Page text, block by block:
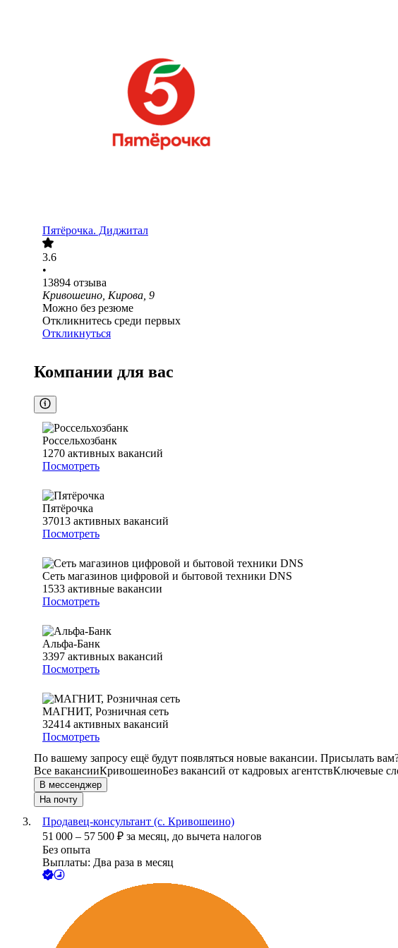
Пятёрочка. Диджитал
3.6
•
13894 отзыва
Кривошеино, Кирова, 9
Можно без резюме
Откликнитесь среди первых
Откликнуться
Компании для вас
Россельхозбанк
1270 активных вакансий
Посмотреть
Пятёрочка
37013 активных вакансий
Посмотреть
Сеть магазинов цифровой и бытовой техники DNS
1533 активные вакансии
Посмотреть
Альфа-Банк
3397 активных вакансий
Посмотреть
МАГНИТ, Розничная сеть
32414 активных вакансий
Посмотреть
По вашему запросу ещё будут появляться новые вакансии. Присылать
Все вакансииКривошеиноБез вакансий от кадровых агентствКлючевые
В мессенджер
На почту
Продавец-консультант (с. Кривошеино)
51 000 – 57 500 ₽ за месяц, до вычета налогов
Без опыта
Выплаты: Два раза в месяц